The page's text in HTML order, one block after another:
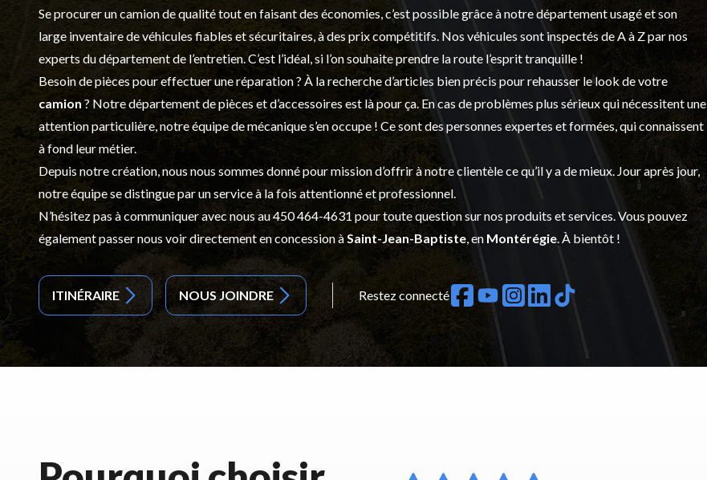
Se procurer un camion de qualité tout en faisant des économies, c’est possible grâce à notredépartement usagéet son
large inventaire de véhicules fiables et sécuritaires, à des prix compétitifs. Nos véhicules sont inspectés de A à Z par nos
experts du département de l’entretien. C’est l’idéal, si l’on souhaite prendre la route l’esprit tranquille !
Besoin de pièces pour effectuer une réparation ? À la recherche d’articles bien précis pour rehausser le look de votre
camion ? Notre département depièces et d’accessoires est là pour ça. En cas de problèmes plus sérieux qui nécessitent une
attention particulière, notre équipe de mécanique s’en occupe ! Ce sont des personnes expertes et formées, qui connaissent
à fond leur métier.
Depuis notre création, nous nous sommes donné pour mission d’offrir à notre clientèle ce qu’il y a de mieux. Jour après jour,
notre équipe se distingue par un service à la fois attentionné et professionnel.
N’hésitez pas à communiquer avec nous au450 464-4631 pour toute question sur nos produits et services. Vous pouvez
également passer nous voir directement en concession àSaint-Jean-Baptiste, en Montérégie. À bientôt !
ITINÉRAIRE NOUS JOINDRE Restez connecté